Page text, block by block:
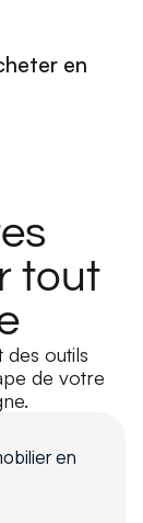
en
tout
des outils
de votre